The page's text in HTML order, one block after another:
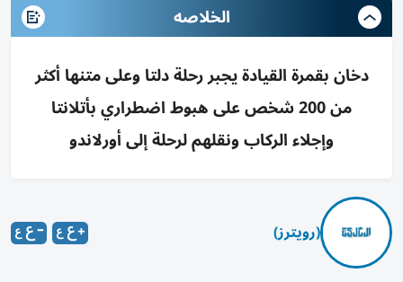
الخلاصه
دخان بقمرة القيادة يجبر رحلة دلتا وعلى متنها أكثر
من 200 شخص على هبوط اضطراري بأتلانتا
وإجلاء الركاب ونقلهم لرحلة إلى أورلاندو
(رويترز)